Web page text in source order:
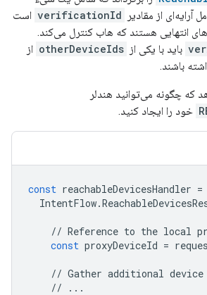
آرایه‌ای از مقادیر verificationId است
انتهایی هستند که هاب کنترل می‌کند.
باید با یکی از otherDeviceIds از
باشند.
که چگونه می‌توانید هندلر
خود را ایجاد کنید.
const reachableDevicesHandler =
IntentFlow.
// Reference to the local
const proxyDeviceId =
// Gather additional device
//
...